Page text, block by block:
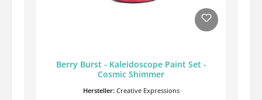
Berry Burst - Kaleidoscope Paint Set -
Cosmic Shimmer
Hersteller: Creative Expressions